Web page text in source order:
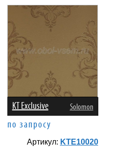
KT Exclusive Solomon
по запросу
Артикул: KTE10020